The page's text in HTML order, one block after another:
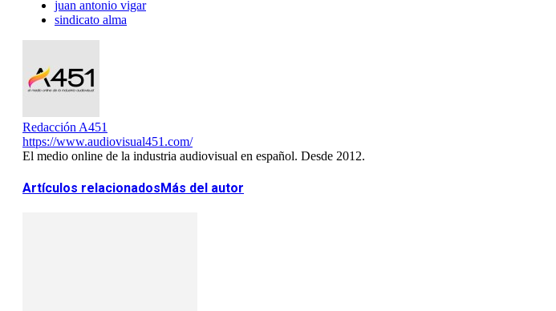
juan antonio vigar
sindicato alma
Redacción A451
https://www.audiovisual451.com/
El medio online de la industria audiovisual en español. Desde 2012.
Artículos relacionadosMás del autor